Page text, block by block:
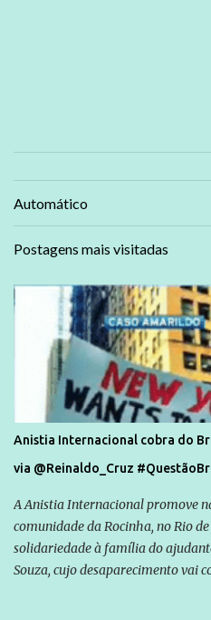
Automático
Postagens mais visitadas
Anistia Internacional cobra do
via @Reinaldo_Cruz
A Anistia Internacional promove
comunidade da Rocinha, no Rio
solidariedade à família do
Souza, cujo desaparecimento vai